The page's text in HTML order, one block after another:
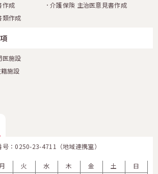
作成
介護保険 主治医意見書作成
類作成
医施設
施設
： 0250-23-4711（地域連携室）
月 火 水 木 金 土
日